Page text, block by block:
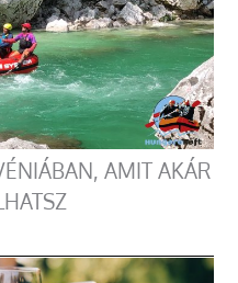
AMIT AKÁR